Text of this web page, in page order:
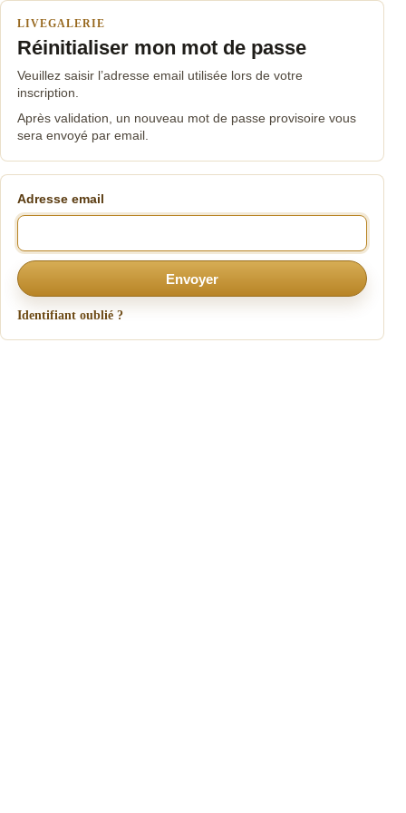
LIVEGALERIE
Réinitialiser mon mot de passe
Veuillez saisir l’adresse email utilisée lors de votre
inscription.
Après validation, un nouveau mot de passe provisoire vous
sera envoyé par email.
Adresse email
Envoyer
Identifiant oublié ?